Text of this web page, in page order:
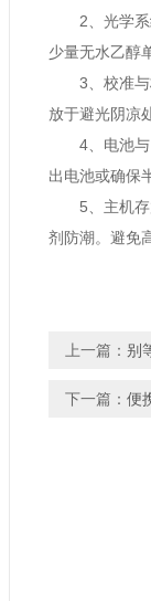
2、光学系统
少量无水乙醇
3、校准与标
放于避光阴凉
4、电池与电
出电池或确保
5、主机存放
剂防潮。避免
上一篇： 别
下一篇： 便